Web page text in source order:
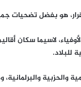
هو بفضل تضحيات
لاسيما سكان
للبلاد.
والحزبية